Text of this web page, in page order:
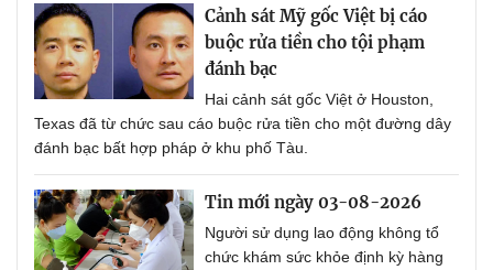
Cảnh sát Mỹ gốc Việt bị cáo
buộc rửa tiền cho tội phạm
đánh bạc
Hai cảnh sát gốc Việt ở Houston,
Texas đã từ chức sau cáo buộc rửa tiền cho một đường dây
đánh bạc bất hợp pháp ở khu phố Tàu.
Tin mới ngày 03-08-2026
Người sử dụng lao động không tổ
chức khám sức khỏe định kỳ hàng